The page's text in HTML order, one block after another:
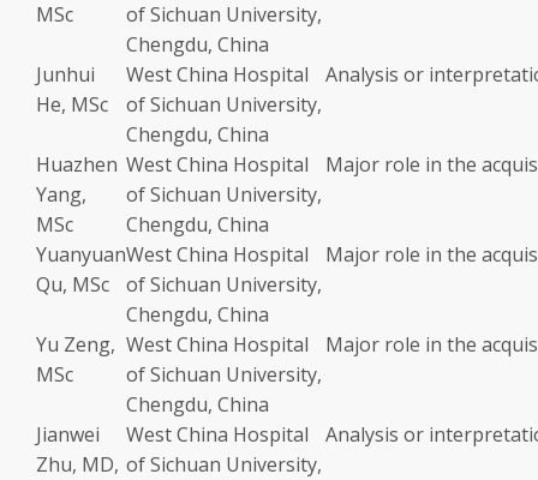
MSc
of Sichuan University,
Chengdu, China
Junhui
He, MSc
West China Hospital
of Sichuan University,
Chengdu, China
Analysis or
Huazhen
Yang,
MSc
West China Hospital
of Sichuan University,
Chengdu, China
Major role in the
Yuanyuan
Qu, MSc
West China Hospital
of Sichuan University,
Chengdu, China
Major role in the
Yu Zeng,
MSc
West China Hospital
of Sichuan University,
Chengdu, China
Major role in the
Jianwei
Zhu, MD,
West China Hospital
of Sichuan University,
Analysis or